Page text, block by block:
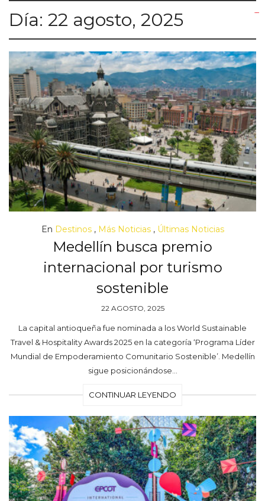
Día: 22 agosto, 2025
En Destinos, Más Noticias, Últimas Noticias
Medellín busca premio
internacional por turismo
sostenible
22 AGOSTO, 2025
La capital antioqueña fue nominada a los World Sustainable
Travel & Hospitality Awards 2025 en la categoría ‘Programa Líder
Mundial de Empoderamiento Comunitario Sostenible’. Medellín
sigue posicionándose…
CONTINUAR LEYENDO